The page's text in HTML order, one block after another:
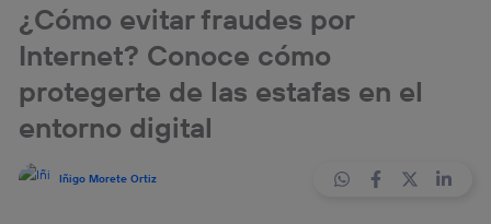
¿Cómo evitar fraudes por
Internet? Conoce cómo
protegerte de las estafas en el
entorno digital
Iñigo Morete Ortiz